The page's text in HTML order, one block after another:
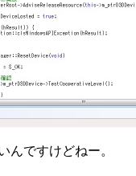
んですけどねー。